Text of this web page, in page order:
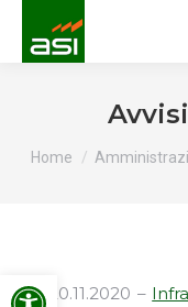
Apri la barra degli strumenti
You are here:
Home
20.11.2020 –